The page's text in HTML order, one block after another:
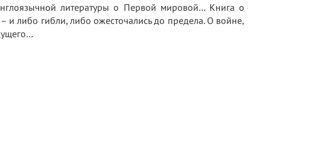
литературы о Первой мировой… Книга о
либо гибли, либо ожесточались до предела. О войне,